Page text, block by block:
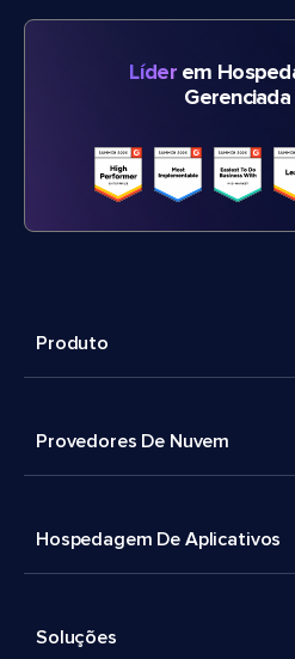
Líderem
Gerenciada
Produto
Provedores De Nuvem
Hospedagem De Aplicativos
Soluções